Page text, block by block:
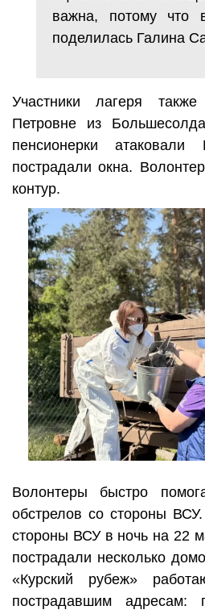
важна, потому что
поделилась Галина
Участники лагеря
Петровне из
пенсионерки
пострадали окна.
контур.
Волонтеры быстро
обстрелов со стороны
стороны ВСУ в ночь на 22
пострадали несколько
«Курский рубеж»
пострадавшим адресам: